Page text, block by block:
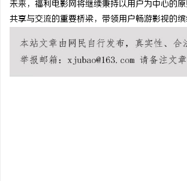
未来，福利电影网将继续秉持以用户为中心的
共享与交流的重要桥梁，带领用户畅游影视的缤